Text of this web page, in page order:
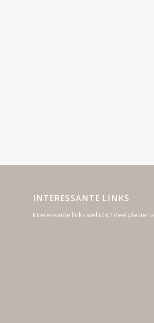
INTERESSANTE LINKS
Interessante links wellicht? Veel plezier